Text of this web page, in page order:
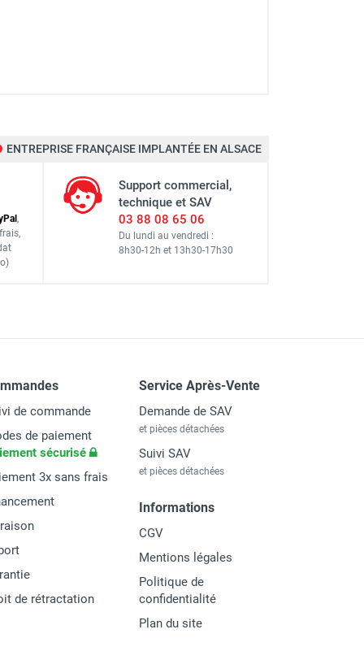
ENTREPRISE FRANÇAISE IMPLANTÉE EN ALSACE
Pal,
,
Support commercial,
technique et SAV
03 88 08 65 06
Du lundi au vendredi :
8h30-12h et 13h30-17h30
de commande
de paiement
sécurisé
3x sans frais
de rétractation
Service Après-Vente
Demande de SAV
et pièces détachées
Suivi SAV
et pièces détachées
Informations
CGV
Mentions légales
Politique de
confidentialité
Plan du site